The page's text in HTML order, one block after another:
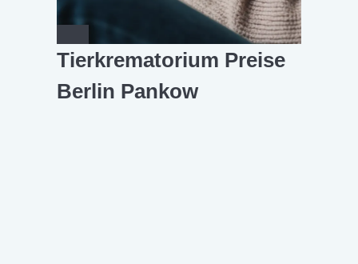
Tierkrematorium Preise
Berlin Pankow